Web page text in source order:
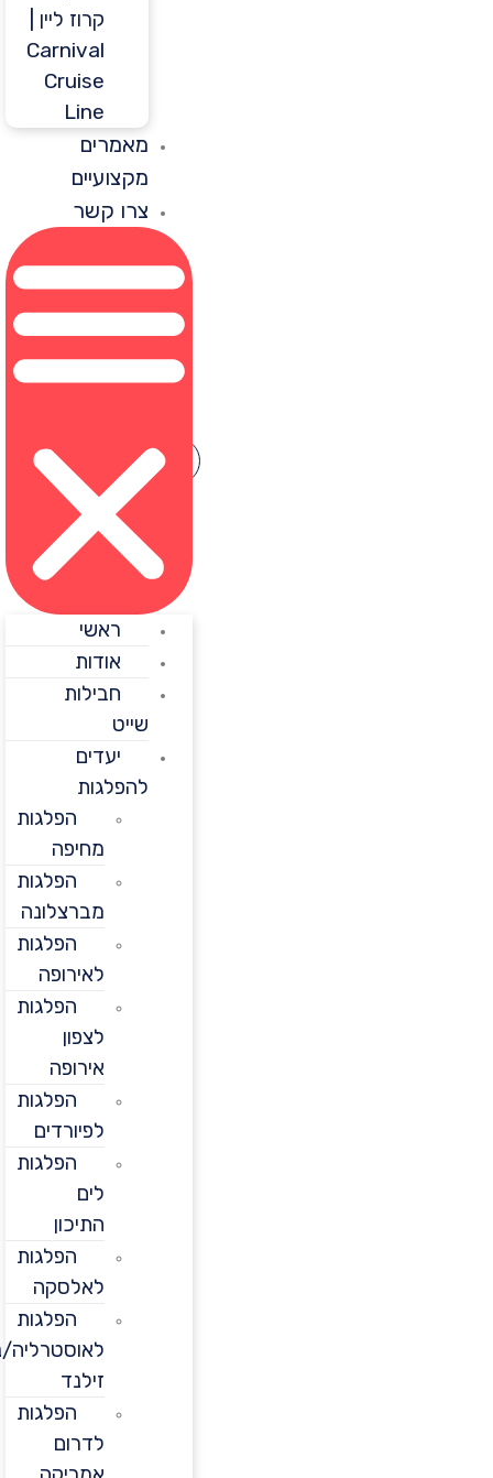
קרוז ליין |
Carnival
Cruise
מאמרים
מקצועיים
צרו קשר
ראשי
אודות
חבילות
יעדים
להפלגות
הפלגות
מחיפה
הפלגות
מברצלונה
הפלגות
לאירופה
הפלגות
אירופה
הפלגות
לפיורדים
הפלגות
התיכון
הפלגות
לאלסקה
הפלגות
לאוסטרליה/ניו
הפלגות
לדרום